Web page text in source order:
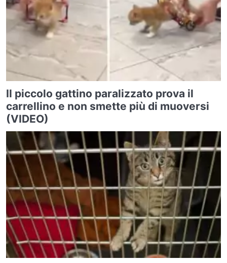
Il piccolo gattino paralizzato prova il
carrellino e non smette più di muoversi
(VIDEO)